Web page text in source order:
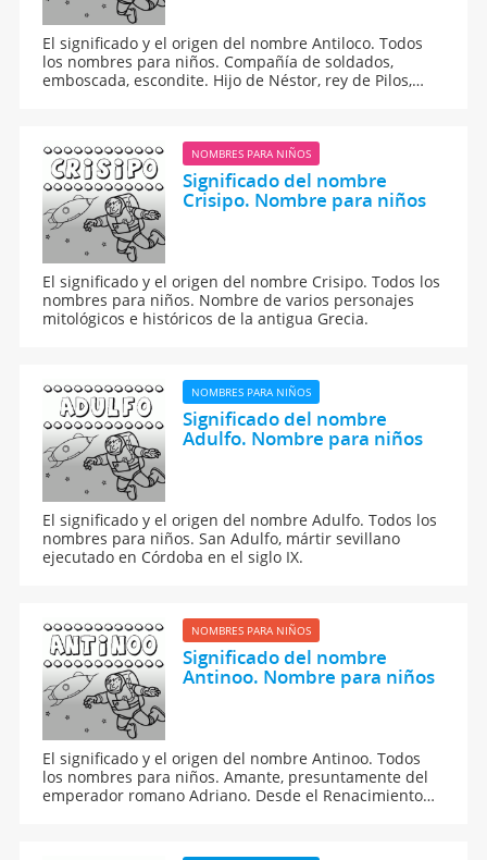
El significado y el origen del nombre Antiloco. Todos
los nombres para niños. Compañía de soldados,
emboscada, escondite. Hijo de Néstor, rey de Pilos,
amigos.
NOMBRES PARA NIÑOS
Significado del nombre
Crisipo. Nombre para niños
El significado y el origen del nombre Crisipo. Todos los
nombres para niños. Nombre de varios personajes
mitológicos e históricos de la antigua Grecia.
NOMBRES PARA NIÑOS
Significado del nombre
Adulfo. Nombre para niños
El significado y el origen del nombre Adulfo. Todos los
nombres para niños. San Adulfo, mártir sevillano
ejecutado en Córdoba en el siglo IX.
NOMBRES PARA NIÑOS
Significado del nombre
Antinoo. Nombre para niños
El significado y el origen del nombre Antinoo. Todos
los nombres para niños. Amante, presuntamente del
emperador romano Adriano. Desde el Renacimiento